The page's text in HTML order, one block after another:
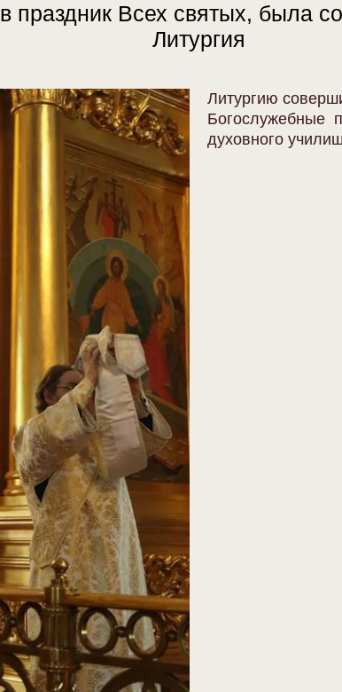
праздник Всех святых, была
Литургия
Литургию
Богослужебные
духовного